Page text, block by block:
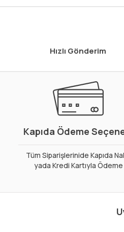
Hızlı Gönderim
Kapıda Ödeme
Tüm Siparişlerinide Kapıda
yada Kredi Kartıyla Ödeme